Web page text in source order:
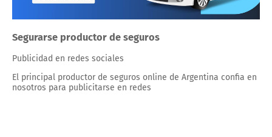
Segurarse productor de seguros
Publicidad en redes sociales
El principal productor de seguros online de Argentina confia en
nosotros para publicitarse en redes